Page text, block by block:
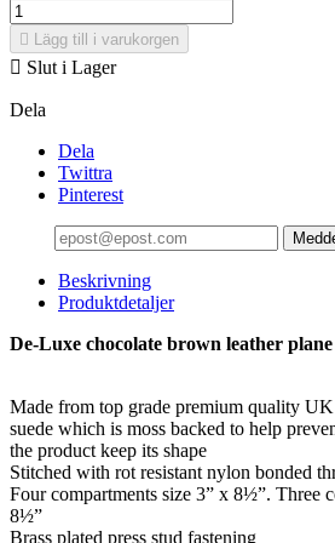
 Lägg till i varukorgen
 Slut i Lager
Dela
Dela
Twittra
Pinterest
Beskrivning
Produktdetaljer
De-Luxe chocolate brown leather
Made from top grade premium quality
suede which is moss backed to help
the product keep its shape
Stitched with rot resistant nylon bonded
Four compartments size 3” x 8½”. Three
8½”
Brass plated press stud fastening